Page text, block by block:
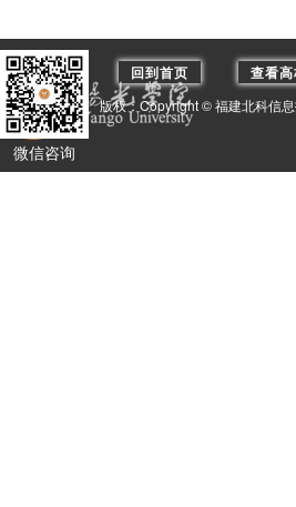
微信咨询
回到首页 查看
版权：Copyright © 福建北科信